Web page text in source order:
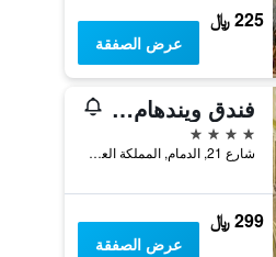
225 ﷼
عرض الصفقة
فندق ويندهام جاردن الدمام
4 نجوم
شارع 21, الدمام, المملكة العربية السعودية
299 ﷼
عرض الصفقة